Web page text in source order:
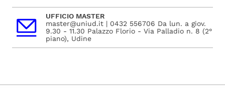
UFFICIO MASTER
master@uniud.it | 0432 556706 Da lun. a giov.
9.30 - 11.30 Palazzo Florio - Via Palladio n. 8 (2°
piano), Udine